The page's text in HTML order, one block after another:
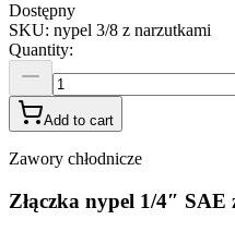
Dostępny
SKU: nypel 3/8 z narzutkami
Quantity:
Add to cart
Zawory chłodnicze
Złączka nypel 1/4″